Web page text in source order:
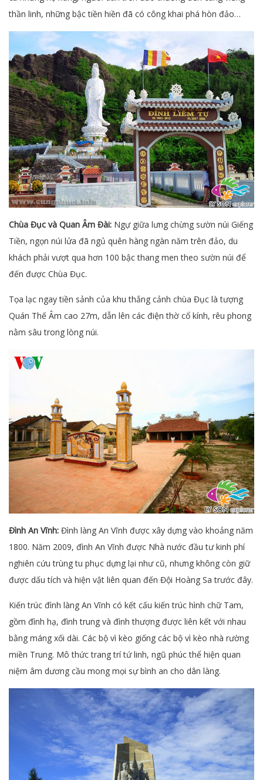
thần linh, những bậc tiền hiền đã có công khai phá hòn đảo…
Chùa Đục và Quan Âm Đài: Ngự giữa lưng chừng sườn núi Giếng
Tiền, ngọn núi lửa đã ngủ quên hàng ngàn năm trên đảo, du
khách phải vượt qua hơn 100 bậc thang men theo sườn núi để
đến được Chùa Đục.
Tọa lạc ngay tiền sảnh của khu thắng cảnh chùa Đục là tượng
Quán Thế Âm cao 27m, dẫn lên các điện thờ cổ kính, rêu phong
nằm sâu trong lòng núi.
Đình An Vĩnh: Đình làng An Vĩnh được xây dựng vào khoảng năm
1800. Năm 2009, đình An Vĩnh được Nhà nước đầu tư kinh phí
nghiên cứu trùng tu phục dựng lại như cũ, nhưng không còn giữ
được dấu tích và hiện vật liên quan đến Đội Hoàng Sa trước đây.
Kiến trúc đình làng An Vĩnh có kết cấu kiến trúc hình chữ Tam,
gồm đình hạ, đình trung và đình thượng được liên kết với nhau
bằng máng xối dài. Các bộ vì kèo giống các bộ vì kèo nhà rường
miền Trung. Mô thức trang trí tứ linh, ngũ phúc thể hiện quan
niệm âm dương cầu mong mọi sự bình an cho dân làng.